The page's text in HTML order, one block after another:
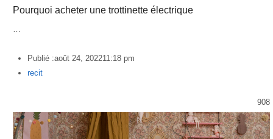
Pourquoi acheter une trottinette électrique
…
Publié :août 24, 202211:18 pm
Author
recit
908